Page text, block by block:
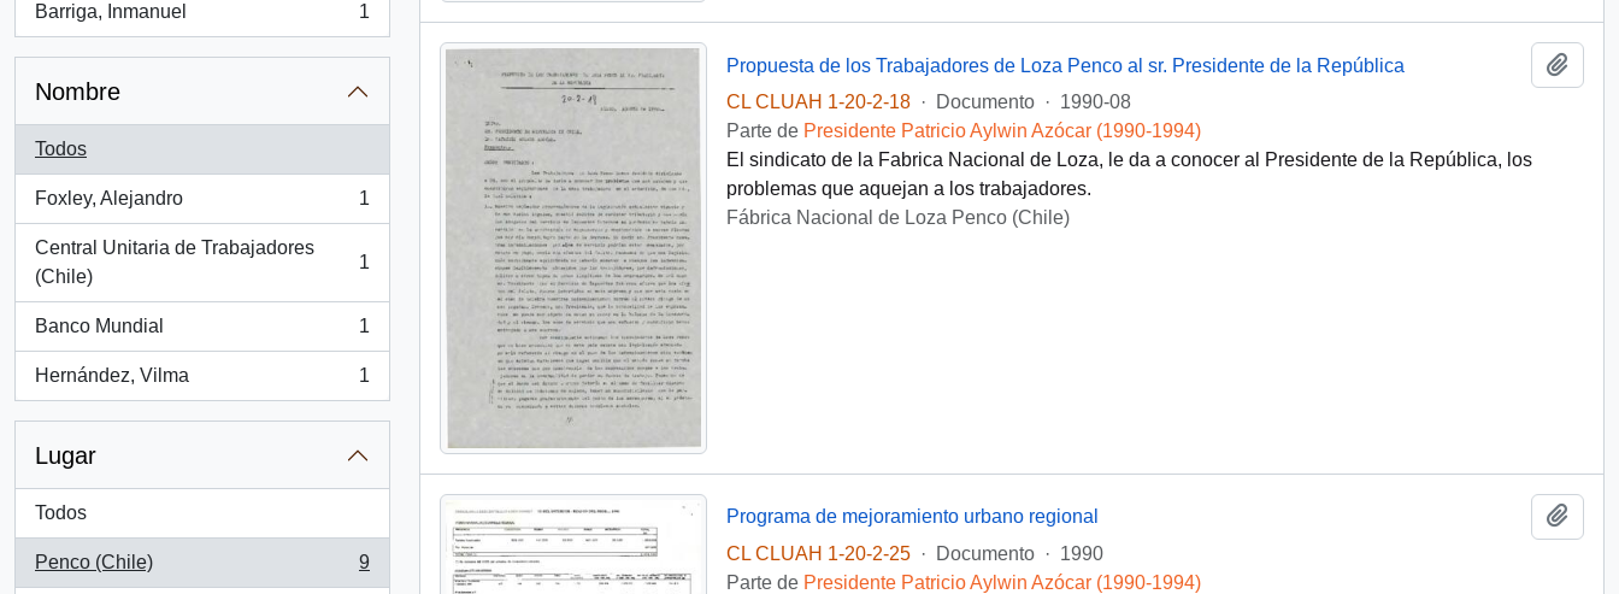
Barriga, Inmanuel
, 1 resultados
1
Nombre
Todos
Foxley, Alejandro
, 1 resultados
1
Central Unitaria de Trabajadores
(Chile)
, 1 resultados
1
Banco Mundial
, 1 resultados
1
Hernández, Vilma
, 1 resultados
1
Lugar
Todos
Penco (Chile)
, 9 resultados
9
Propuesta de los Trabajadores de Loza Penco al sr. Presidente de la República
CL CLUAH 1-20-2-18
· Documento · 1990-08
Parte de Presidente Patricio Aylwin Azócar (1990-1994)
El sindicato de la Fabrica Nacional de Loza, le da a conocer al Presidente de la República, los
problemas que aquejan a los trabajadores.
Fábrica Nacional de Loza Penco (Chile)
Programa de mejoramiento urbano regional
CL CLUAH 1-20-2-25
· Documento · 1990
Parte de Presidente Patricio Aylwin Azócar (1990-1994)